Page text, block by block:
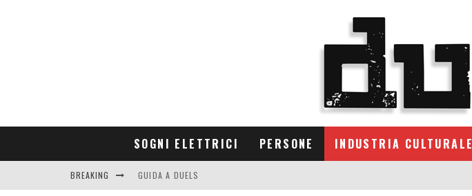
SOGNI ELETTRICI PERSONE INDUSTRIA CULTURALE
BREAKING GUIDA A DUELS